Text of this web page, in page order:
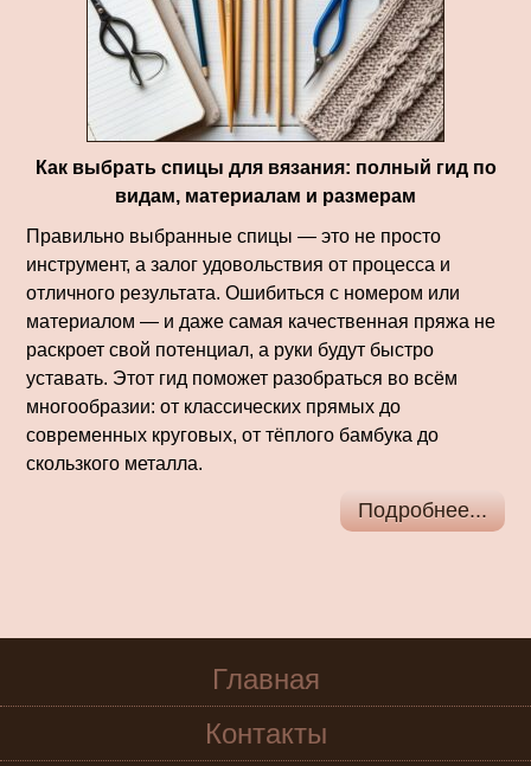
Как выбрать спицы для вязания: полный гид по
видам, материалам и размерам
Правильно выбранные спицы — это не просто
инструмент, а залог удовольствия от процесса и
отличного результата. Ошибиться с номером или
материалом — и даже самая качественная пряжа не
раскроет свой потенциал, а руки будут быстро
уставать. Этот гид поможет разобраться во всём
многообразии: от классических прямых до
современных круговых, от тёплого бамбука до
скользкого металла.
Подробнее...
Главная
Контакты